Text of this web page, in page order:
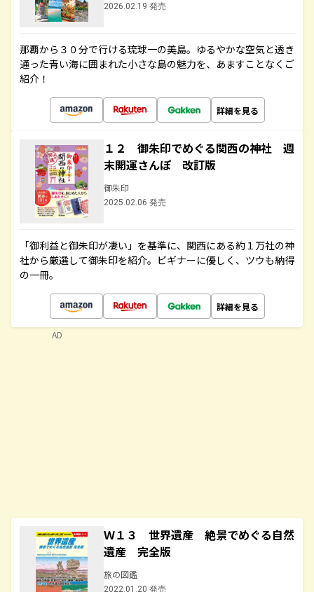
2026.02.19 発売
那覇から３０分で行ける琉球一の美島。ゆるやかな空気と透き
通った青い海に囲まれた小さな島の魅力を、あますことなくご
紹介！
詳細を見る
１２ 御朱印でめぐる関西の神社 週
末開運さんぽ 改訂版
御朱印
2025.02.06 発売
「御利益と御朱印が凄い」を基準に、関西にある約１万社の神
社から厳選して御朱印を紹介。ビギナーに優しく、ツウも納得
の一冊。
詳細を見る
Ｗ１３ 世界遺産 絶景でめぐる自然
遺産 完全版
旅の図鑑
2022.01.20 発売
AD